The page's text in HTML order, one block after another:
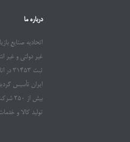
درباره ما
اتحادیه صنایع
ثبت
ایران تأسیس
بیش
تولید کالا و